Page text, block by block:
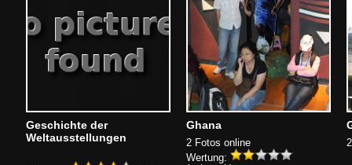
Geschichte der
Weltausstellungen
Ghana
2 Fotos online
Wertung: